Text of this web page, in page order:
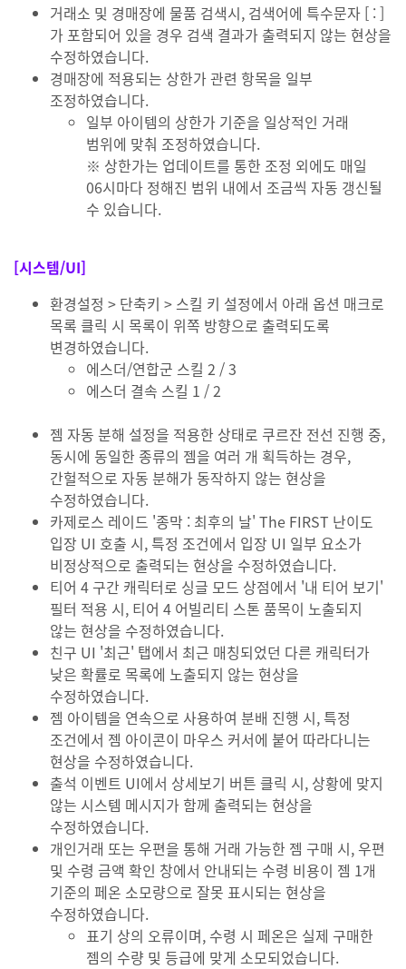
거래소 및 경매장에 물품 검색시, 검색어에 특수문자 [ : ]
가 포함되어 있을 경우 검색 결과가 출력되지 않는 현상을
수정하였습니다.
경매장에 적용되는 상한가 관련 항목을 일부
조정하였습니다.
일부 아이템의 상한가 기준을 일상적인 거래
범위에 맞춰 조정하였습니다.
※ 상한가는 업데이트를 통한 조정 외에도 매일
06시마다 정해진 범위 내에서 조금씩 자동 갱신될
수 있습니다.
[시스템/UI]
환경설정 > 단축키 > 스킬 키 설정에서 아래 옵션 매크로
목록 클릭 시 목록이 위쪽 방향으로 출력되도록
변경하였습니다.
에스더/연합군 스킬 2 / 3
에스더 결속 스킬 1 / 2
젬 자동 분해 설정을 적용한 상태로 쿠르잔 전선 진행 중,
동시에 동일한 종류의 젬을 여러 개 획득하는 경우,
간헐적으로 자동 분해가 동작하지 않는 현상을
수정하였습니다.
카제로스 레이드 '종막 : 최후의 날' The FIRST 난이도
입장 UI 호출 시, 특정 조건에서 입장 UI 일부 요소가
비정상적으로 출력되는 현상을 수정하였습니다.
티어 4 구간 캐릭터로 싱글 모드 상점에서 '내 티어 보기'
필터 적용 시, 티어 4 어빌리티 스톤 품목이 노출되지
않는 현상을 수정하였습니다.
친구 UI '최근' 탭에서 최근 매칭되었던 다른 캐릭터가
낮은 확률로 목록에 노출되지 않는 현상을
수정하였습니다.
젬 아이템을 연속으로 사용하여 분배 진행 시, 특정
조건에서 젬 아이콘이 마우스 커서에 붙어 따라다니는
현상을 수정하였습니다.
출석 이벤트 UI에서 상세보기 버튼 클릭 시, 상황에 맞지
않는 시스템 메시지가 함께 출력되는 현상을
수정하였습니다.
개인거래 또는 우편을 통해 거래 가능한 젬 구매 시, 우편
및 수령 금액 확인 창에서 안내되는 수령 비용이 젬 1개
기준의 페온 소모량으로 잘못 표시되는 현상을
수정하였습니다.
표기 상의 오류이며, 수령 시 페온은 실제 구매한
젬의 수량 및 등급에 맞게 소모되었습니다.